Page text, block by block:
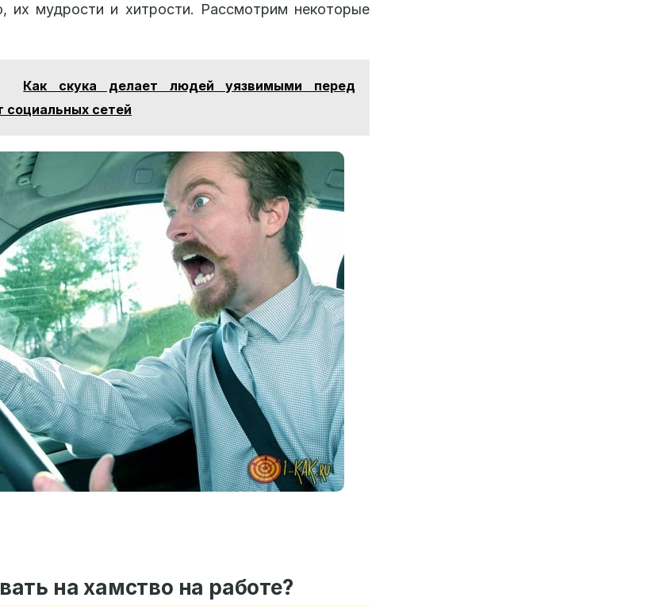
их мудрости и хитрости. Рассмотрим некоторые
Как скука делает людей уязвимыми перед
социальных сетей
на хамство на работе?